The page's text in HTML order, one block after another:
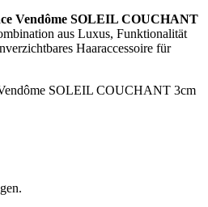
Vendôme SOLEIL COUCHANT
aus Luxus, Funktionalität
Haaraccessoire für